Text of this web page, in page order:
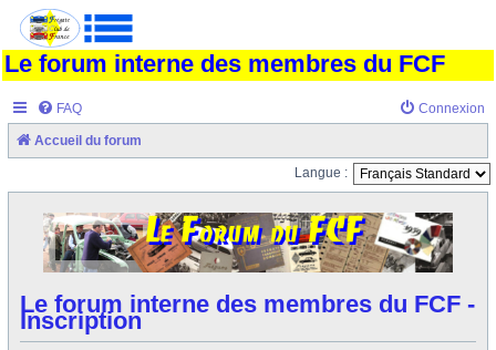
Le forum interne des membres du FCF
FAQ Connexion
Accueil du forum
Langue :
Le forum interne des membres du FCF -
Inscription